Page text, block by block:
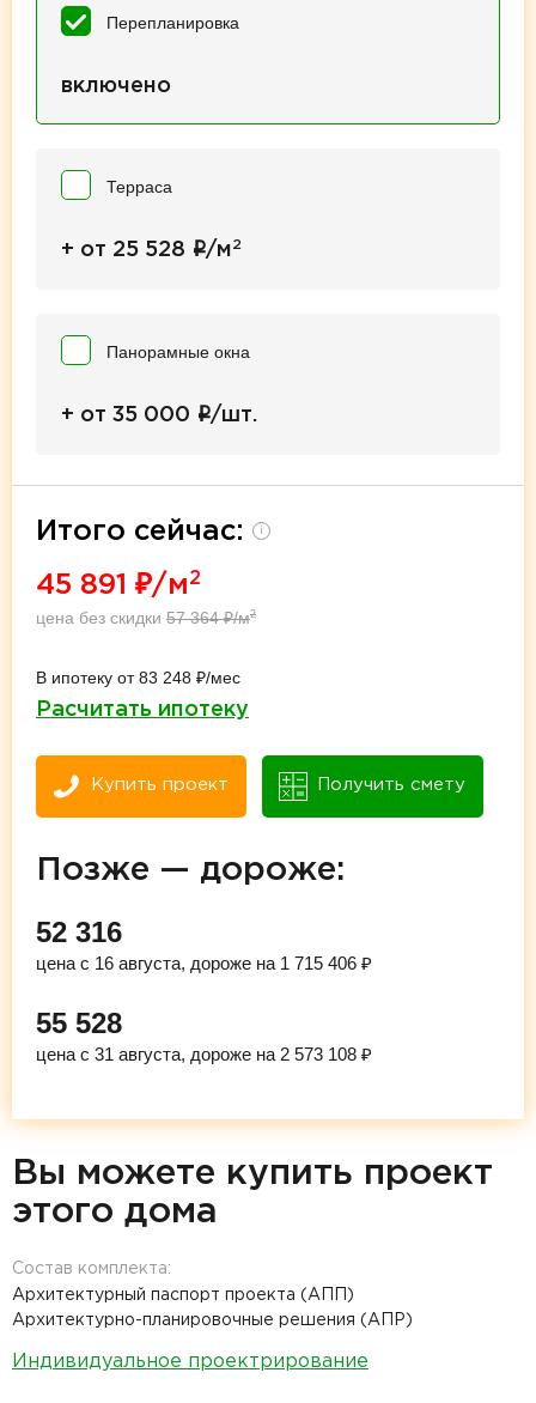
Перепланировка
включено
Терраса
+ от 25 528 i/м2
Панорамные окна
+ от 35 000 i/шт.
Итого сейчас: i
45 891 ₽/м 2
цена без скидки 57 364₽/м2
В ипотеку от 83 248 ₽/мес
Расчитать ипотеку
Купить проект Получить смету
Позже — дороже:
52 316
цена с 16 августа, дороже на 1 715 406 ₽
55 528
цена с 31 августа, дороже на 2 573 108 ₽
Вы можете купить проект
этого дома
Состав комплекта:
Архитектурный паспорт проекта (АПП)
Архитектурно-планировочные решения (АПР)
Индивидуальное проектрирование